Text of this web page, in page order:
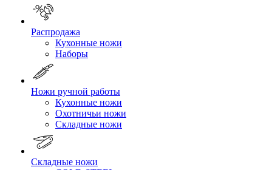
Распродажа
Кухонные ножи
Наборы
Ножи ручной работы
Кухонные ножи
Охотничьи ножи
Складные ножи
Складные ножи